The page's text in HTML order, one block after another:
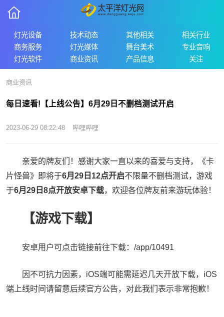
灯光设备 技术动态 其他相关
相关行业
商务服务
灯光媒体 舞台美术
专业音响
灯光软件
商业资讯 产品信息 关注
商业资讯
每日速看!【上线公告】6月29日不删档测试开启
2023-06-29 08:22:48 哔哩哔哩
亲爱的牌友们！感谢大家一直以来的喜爱与支持，《卡
片怪兽》即将于6月29日12点开启不限量不删档测试，游戏
于6月29日8点开放安卓下载，欢迎各位牌友前来游玩体验！
【游戏下载】
安卓用户可点击链接前往下载：/app/10491
因不可抗力因素，iOS端可能需延迟几天开放下载，iOS
端上线时间请留意后续官方公告，对此我们表示非常抱歉！